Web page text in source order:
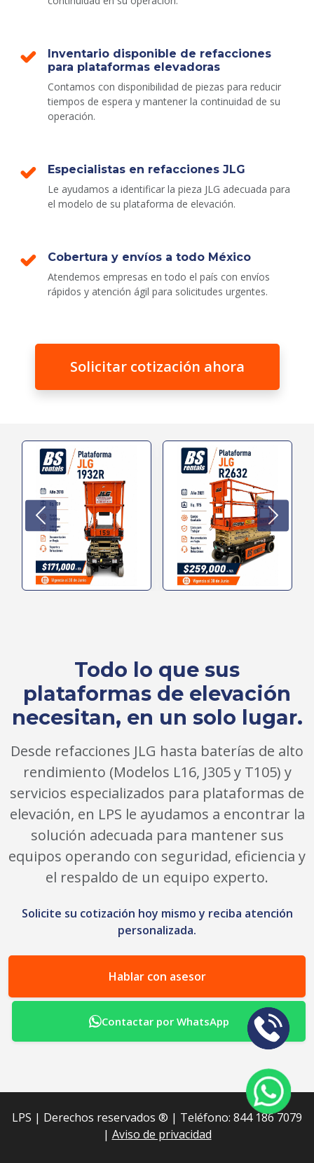
Inventario disponible de refacciones
para plataformas elevadoras
Contamos con disponibilidad de piezas para reducir
tiempos de espera y mantener la continuidad de su
operación.
Especialistas en refacciones JLG
Le ayudamos a identificar la pieza JLG adecuada para
el modelo de su plataforma de elevación.
Cobertura y envíos a todo México
Atendemos empresas en todo el país con envíos
rápidos y atención ágil para solicitudes urgentes.
Solicitar cotización ahora
Todo lo que sus
plataformas de elevación
necesitan, en un solo lugar.
Desde refacciones JLG hasta baterías de alto
rendimiento (Modelos L16, J305 y T105) y
servicios especializados para plataformas de
elevación, en LPS le ayudamos a encontrar la
solución adecuada para mantener sus
equipos operando con seguridad, eficiencia y
el respaldo de un equipo experto.
Solicite su cotización hoy mismo y reciba atención
personalizada.
Hablar con asesor
Contactar por WhatsApp
LPS | Derechos reservados ®︎ | Teléfono: 844 186 7079
| Aviso de privacidad